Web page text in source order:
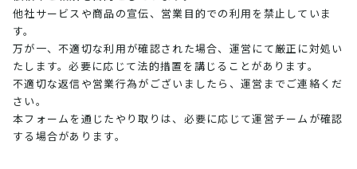
他社サービスや商品の宣伝、営業目的での利用を禁止していま
す。
万が一、不適切な利用が確認された場合、運営にて厳正に対処い
たします。必要に応じて法的措置を講じることがあります。
不適切な返信や営業行為がございましたら、運営までご連絡くだ
さい。
本フォームを通じたやり取りは、必要に応じて運営チームが確認
する場合があります。